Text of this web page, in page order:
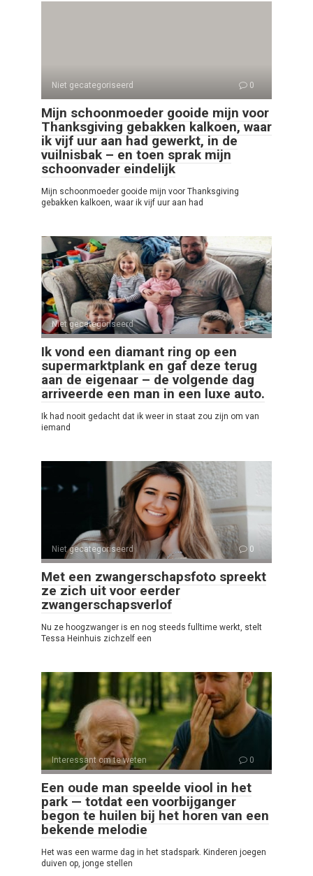
Niet gecategoriseerd 0
Mijn schoonmoeder gooide mijn voor
Thanksgiving gebakken kalkoen, waar
ik vijf uur aan had gewerkt, in de
vuilnisbak – en toen sprak mijn
schoonvader eindelijk
Mijn schoonmoeder gooide mijn voor Thanksgiving
gebakken kalkoen, waar ik vijf uur aan had
Niet gecategoriseerd 0
Ik vond een diamant ring op een
supermarktplank en gaf deze terug
aan de eigenaar – de volgende dag
arriveerde een man in een luxe auto.
Ik had nooit gedacht dat ik weer in staat zou zijn om van
iemand
Niet gecategoriseerd 0
Met een zwangerschapsfoto spreekt
ze zich uit voor eerder
zwangerschapsverlof
Nu ze hoogzwanger is en nog steeds fulltime werkt, stelt
Tessa Heinhuis zichzelf een
Interessant om te weten 0
Een oude man speelde viool in het
park — totdat een voorbijganger
begon te huilen bij het horen van een
bekende melodie
Het was een warme dag in het stadspark. Kinderen joegen
duiven op, jonge stellen